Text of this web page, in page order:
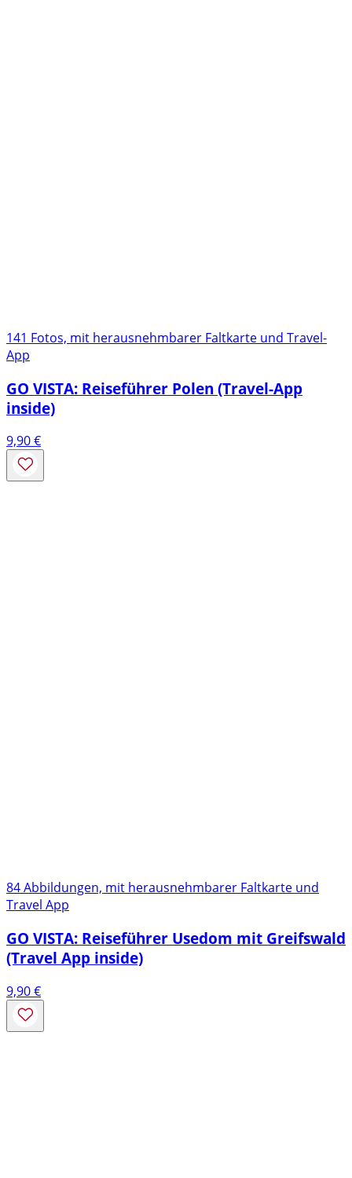
141 Fotos, mit herausnehmbarer Faltkarte und Travel-
App
GO VISTA: Reiseführer Polen (Travel-App
inside)
9,90€
84 Abbildungen, mit herausnehmbarer Faltkarte und
Travel App
GO VISTA: Reiseführer Usedom mit Greifswald
(Travel App inside)
9,90€